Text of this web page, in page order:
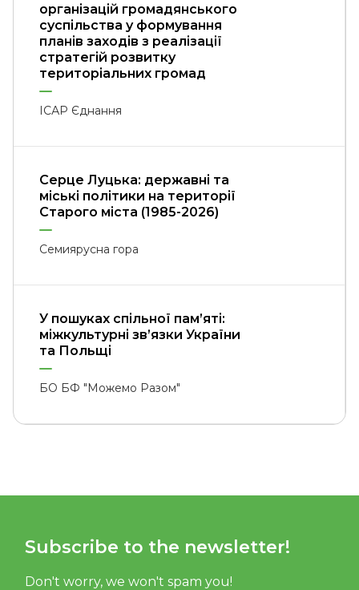
організацій громадянського
суспільства у формування
планів заходів з реалізації
стратегій розвитку
територіальних громад
ІСАР Єднання
Серце Луцька: державні та
міські політики на території
Старого міста (1985-2026)
Семиярусна гора
У пошуках спільної пам’яті:
міжкультурні зв’язки України
та Польщі
БО БФ "Можемо Разом"
Subscribe to the newsletter!
Don't worry, we won't spam you!